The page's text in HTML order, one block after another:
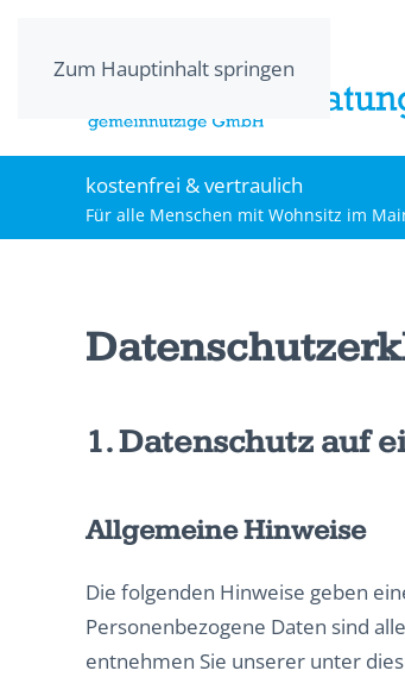
Zum Hauptinhalt springen
kostenfrei & vertraulich
Für alle Menschen mit Wohnsitz im
1. Datenschutz auf
Allgemeine Hinweise
Die folgenden Hinweise geben
Personenbezogene Daten sind
entnehmen Sie unserer unter